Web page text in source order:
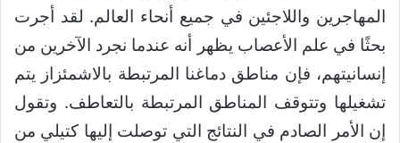
المهاجرين واللاجئين في جميع أنحاء العالم. لقد أجرت
بحثًا في علم الأعصاب يظهر أنه عندما نجرد الآخرين من
إنسانيتهم، فإن مناطق دماغنا المرتبطة بالاشمئزاز يتم
تشغيلها وتتوقف المناطق المرتبطة بالتعاطف. وتقول
إن الأمر الصادم في النتائج التي توصلت إليها كتيلي من